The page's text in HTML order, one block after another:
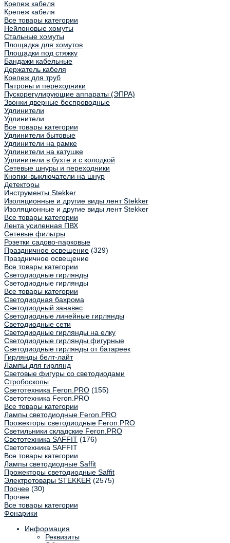
Крепеж кабеля
Крепеж кабеля
Все товары категории
Нейлоновые хомуты
Стальные хомуты
Площадка для хомутов
Площадки под стяжку
Бандажи кабельные
Держатель кабеля
Крепеж для труб
Патроны и переходники
Пускорегулирующие аппараты (ЭПРА)
Звонки дверные беспроводные
Удлинители
Удлинители
Все товары категории
Удлинители бытовые
Удлинители на рамке
Удлинители на катушке
Удлинители в бухте и с колодкой
Сетевые шнуры и переходники
Кнопки-выключатели на шнур
Детекторы
Инструменты Stekker
Изоляционные и другие виды лент Stekker
Изоляционные и другие виды лент Stekker
Все товары категории
Лента усиленная ПВХ
Сетевые фильтры
Розетки садово-парковые
Праздничное освещение (329)
Праздничное освещение
Все товары категории
Светодиодные гирлянды
Светодиодные гирлянды
Все товары категории
Светодиодная бахрома
Светодиодный занавес
Светодиодные линейные гирлянды
Светодиодные сети
Светодиодные гирлянды на елку
Светодиодные гирлянды фигурные
Светодиодные гирлянды от батареек
Гирлянды белт-лайт
Лампы для гирлянд
Световые фигуры со светодиодами
Стробоскопы
Светотехника Feron.PRO (155)
Светотехника Feron.PRO
Все товары категории
Лампы светодиодные Feron.PRO
Прожекторы светодиодные Feron.PRO
Светильники складские Feron.PRO
Светотехника SAFFIT (176)
Светотехника SAFFIT
Все товары категории
Лампы светодиодные Saffit
Прожекторы светодиодные Saffit
Электротовары STEKKER (2575)
Прочее (30)
Прочее
Все товары категории
Фонарики
Информация
Реквизиты